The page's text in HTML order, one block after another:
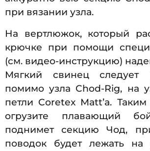
при вязании узла.
На вертлюжок, который
крючке при помощи
(см. видео-инструкцию)
Мягкий свинец следует
помимо узла Chod-Rig, на
петли Coretex Matt’a.
огрузите плавающий
поднимет секцию Чод,
поводок будет лежать на